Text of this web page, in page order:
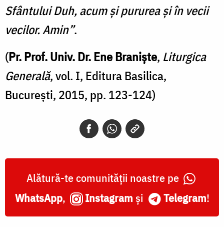
Sfântului Duh, acum și pururea și în vecii
vecilor. Amin”.
(Pr. Prof. Univ. Dr. Ene Braniște, Liturgica
Generală, vol. I, Editura Basilica,
București, 2015, pp. 123-124)
Alătură-te comunității noastre pe
WhatsApp, Instagram și Telegram!